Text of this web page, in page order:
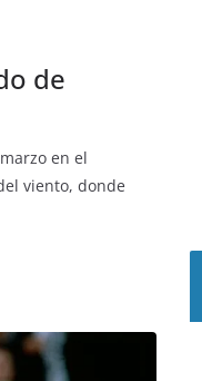
de
en el
viento, donde